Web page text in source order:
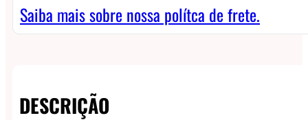
Saiba mais sobre nossa polítca de frete.
DESCRIÇÃO